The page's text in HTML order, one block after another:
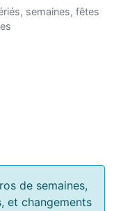
semaines, fêtes
de semaines,
et changements